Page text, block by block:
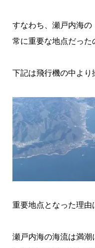
すなわち、瀬戸内海
常に重要な地点だった
下記は飛行機の中より
重要地点となった理由
瀬戸内海の海流は満潮